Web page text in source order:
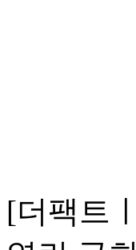
[더팩트